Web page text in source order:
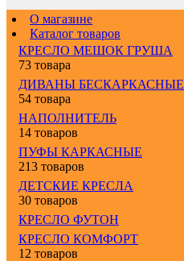
О магазине
Каталог товаров
КРЕСЛО МЕШОК ГРУША
73 товара
ДИВАНЫ БЕСКАРКАСНЫЕ
54 товара
НАПОЛНИТЕЛЬ
14 товаров
ПУФЫ КАРКАСНЫЕ
213 товаров
ДЕТСКИЕ КРЕСЛА
30 товаров
КРЕСЛО ФУТОН
КРЕСЛО КОМФОРТ
12 товаров